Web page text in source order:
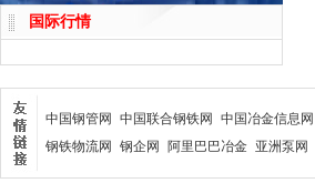
国际行情
中国钢管网 中国联合钢铁网 中国冶金信息网
钢铁物流网
钢企网 阿里巴巴冶金 亚洲泵网